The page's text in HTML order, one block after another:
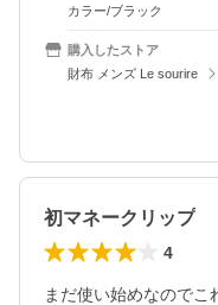
カラー/ブラック
購入したストア
財布 メンズ Le sourire
初マネークリップ
4
まだ使い始めなので